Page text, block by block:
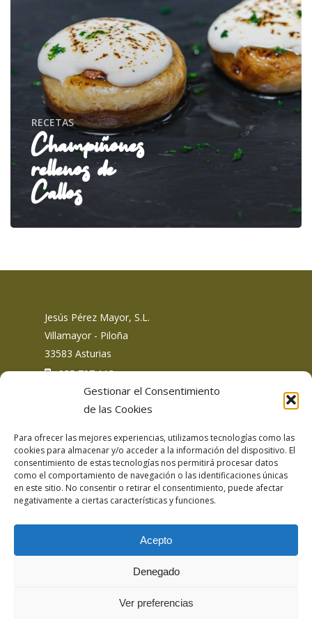
Gestionar el Consentimiento
de las Cookies
Para ofrecer las mejores experiencias, utilizamos tecnologías como las
cookies para almacenar y/o acceder a la información del dispositivo. El
consentimiento de estas tecnologías nos permitirá procesar datos
como el comportamiento de navegación o las identificaciones únicas
en este sitio. No consentir o retirar el consentimiento, puede afectar
negativamente a ciertas características y funciones.
Acepto
Denegado
Ver preferencias
RECETAS
Champiñones
rellenos de
Callos
Jesús Pérez Mayor, S.L.
Villamayor - Piloña
33583 Asturias
: 985 707 113
Siguemos en redes sociales
Aviso Legal
Política de privacidad
Politica de privacidad redes sociales